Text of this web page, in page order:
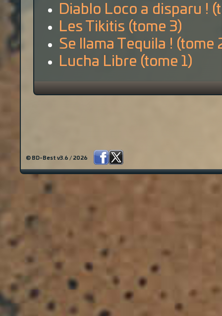
Diablo Loco a disparu !
Les Tikitis (tome 3)
Se llama Tequila ! (tome
Lucha Libre (tome 1)
© BD-Best v3.6 / 2026